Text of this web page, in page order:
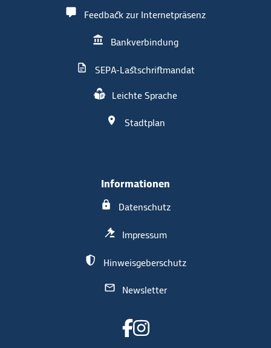
Feedback zur Internetpräsenz
Bankverbindung
SEPA-Lastschriftmandat
Leichte Sprache
Stadtplan
Informationen
Datenschutz
Impressum
Hinweisgeberschutz
Newsletter